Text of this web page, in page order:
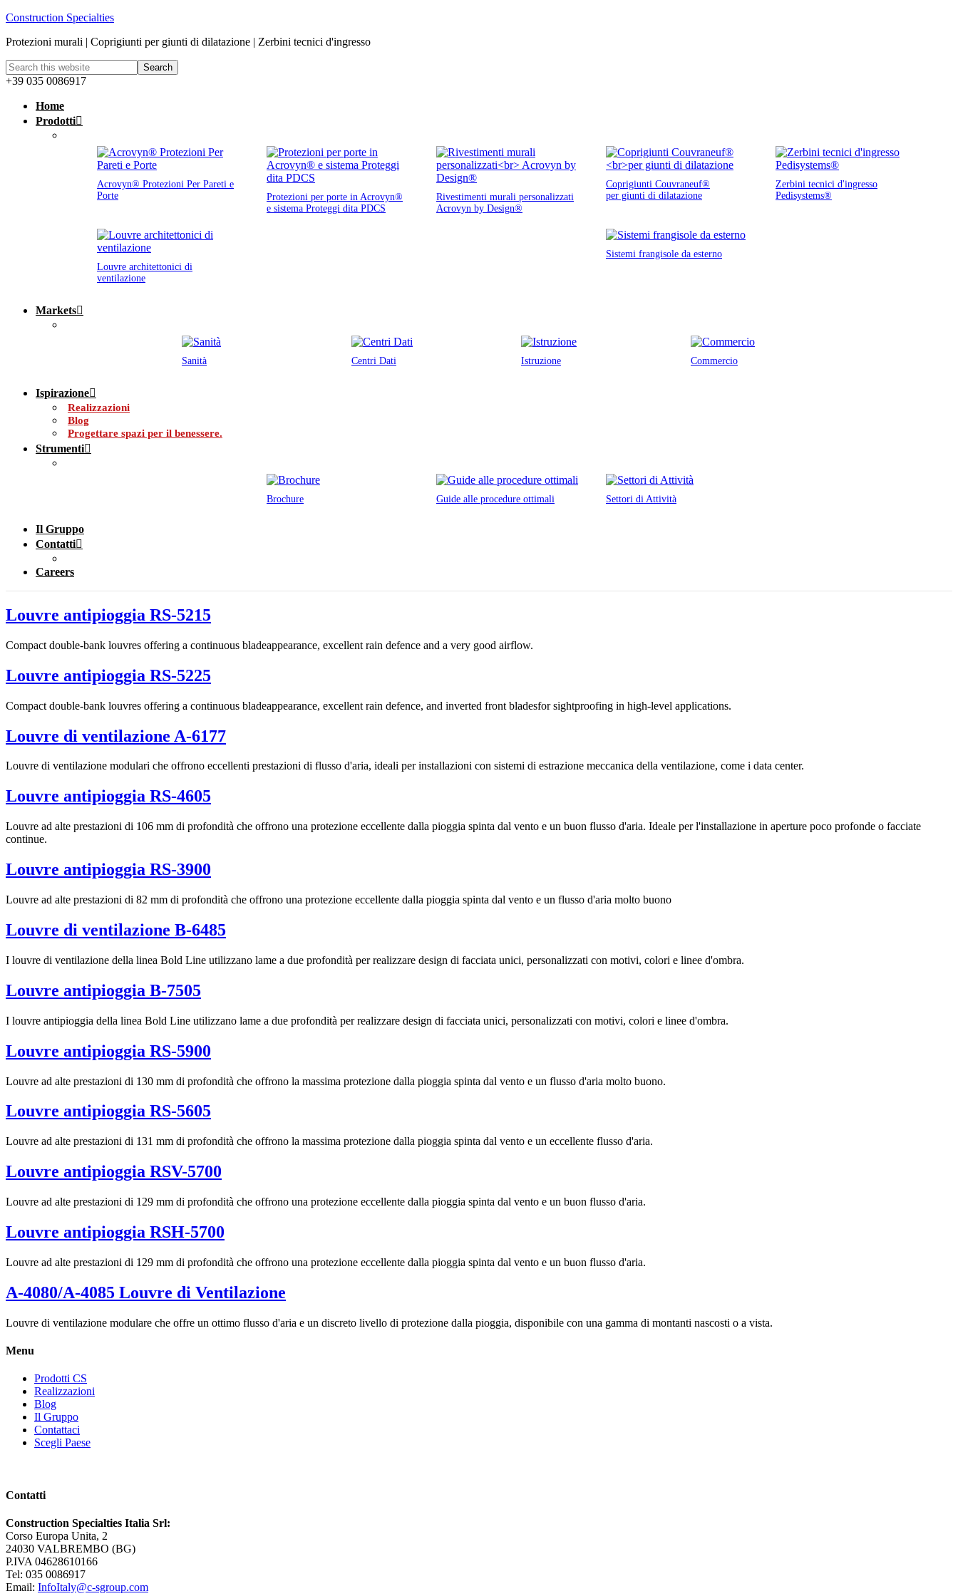
Construction Specialties
Protezioni murali | Coprigiunti per giunti di dilatazione | Zerbini tecnici d'ingresso
+39 035 0086917
Home
Prodotti
Acrovyn® Protezioni Per Pareti e
Porte
Protezioni per porte in Acrovyn®
e sistema Proteggi dita PDCS
Rivestimenti murali personalizzati
Acrovyn by Design®
Coprigiunti Couvraneuf®
per giunti di dilatazione
Zerbini tecnici d'ingresso
Pedisystems®
Louvre architettonici di
ventilazione
Sistemi frangisole da esterno
Markets
Sanità Centri Dati Istruzione Commercio
Ispirazione
Realizzazioni
Blog
Progettare spazi per il benessere.
Strumenti
Brochure Guide alle procedure ottimali Settori di Attività
Il Gruppo
Contatti
Careers
Louvre antipioggia RS-5215
Compact double-bank louvres offering a continuous bladeappearance, excellent rain defence and a very good airflow.
Louvre antipioggia RS-5225
Compact double-bank louvres offering a continuous bladeappearance, excellent rain defence, and inverted front bladesfor sightproofing in high-level applications.
Louvre di ventilazione A-6177
Louvre di ventilazione modulari che offrono eccellenti prestazioni di flusso d'aria, ideali per installazioni con sistemi di estrazione meccanica della ventilazione, come i data center.
Louvre antipioggia RS-4605
Louvre ad alte prestazioni di 106 mm di profondità che offrono una protezione eccellente dalla pioggia spinta dal vento e un buon flusso d'aria. Ideale per l'installazione in aperture poco profonde o facciate
continue.
Louvre antipioggia RS-3900
Louvre ad alte prestazioni di 82 mm di profondità che offrono una protezione eccellente dalla pioggia spinta dal vento e un flusso d'aria molto buono
Louvre di ventilazione B-6485
I louvre di ventilazione della linea Bold Line utilizzano lame a due profondità per realizzare design di facciata unici, personalizzati con motivi, colori e linee d'ombra.
Louvre antipioggia B-7505
I louvre antipioggia della linea Bold Line utilizzano lame a due profondità per realizzare design di facciata unici, personalizzati con motivi, colori e linee d'ombra.
Louvre antipioggia RS-5900
Louvre ad alte prestazioni di 130 mm di profondità che offrono la massima protezione dalla pioggia spinta dal vento e un flusso d'aria molto buono.
Louvre antipioggia RS-5605
Louvre ad alte prestazioni di 131 mm di profondità che offrono la massima protezione dalla pioggia spinta dal vento e un eccellente flusso d'aria.
Louvre antipioggia RSV-5700
Louvre ad alte prestazioni di 129 mm di profondità che offrono una protezione eccellente dalla pioggia spinta dal vento e un buon flusso d'aria.
Louvre antipioggia RSH-5700
Louvre ad alte prestazioni di 129 mm di profondità che offrono una protezione eccellente dalla pioggia spinta dal vento e un buon flusso d'aria.
A-4080/A-4085 Louvre di Ventilazione
Louvre di ventilazione modulare che offre un ottimo flusso d'aria e un discreto livello di protezione dalla pioggia, disponibile con una gamma di montanti nascosti o a vista.
Menu
Prodotti CS
Realizzazioni
Blog
Il Gruppo
Contattaci
Scegli Paese
Contatti
Construction Specialties Italia Srl:
Corso Europa Unita, 2
24030 VALBREMBO (BG)
P.IVA 04628610166
Tel: 035 0086917
Email: InfoItaly@c-sgroup.com